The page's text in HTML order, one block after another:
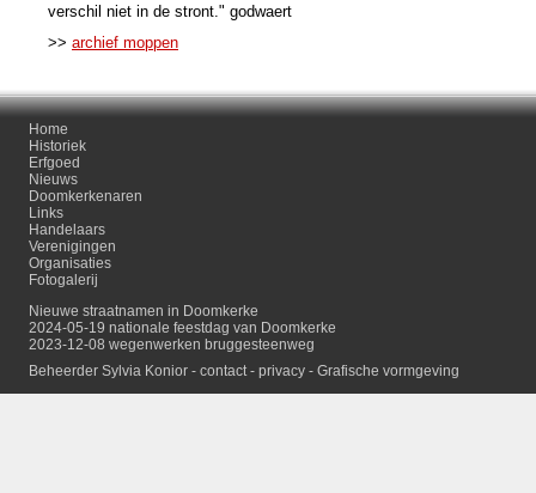
verschil niet in de stront." godwaert
>> archief moppen
Home
Historiek
Erfgoed
Nieuws
Doomkerkenaren
Links
Handelaars
Verenigingen
Organisaties
Fotogalerij
Nieuwe straatnamen in Doomkerke
2024-05-19 nationale feestdag van Doomkerke
2023-12-08 wegenwerken bruggesteenweg
Beheerder Sylvia Konior - contact- privacy - Grafische vormgeving